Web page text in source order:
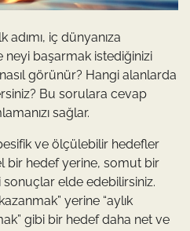
iç dünyanıza
neyi başarmak istediğinizi
görünür? Hangi alanlarda
Bu sorulara cevap
sağlar.
ve ölçülebilir hedefler
bir hedef yerine, somut bir
elde edebilirsiniz.
yerine “aylık
gibi bir hedef daha net ve